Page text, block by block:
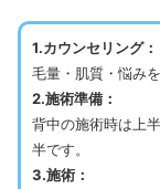
1.カウンセリング：
毛量・肌質・悩み
2.施術準備：
背中の施術時は上
半です。
3.施術：